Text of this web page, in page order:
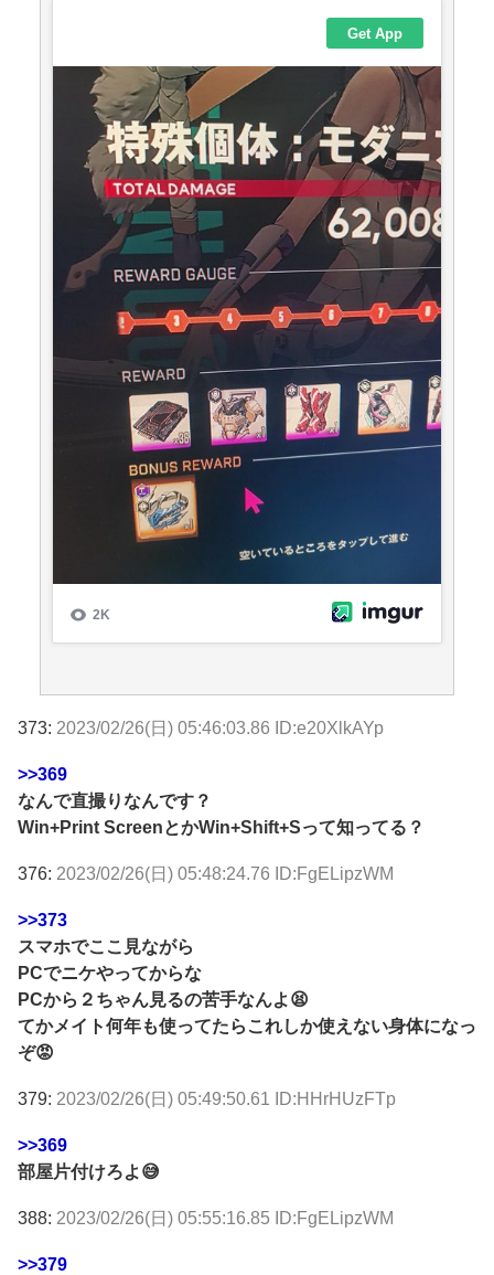
373: 2023/02/26(日) 05:46:03.86 ID:e20XlkAYp
>>369
なんで直撮りなんです？
Win+Print ScreenとかWin+Shift+Sって知ってる？
376: 2023/02/26(日) 05:48:24.76 ID:FgELipzWM
>>373
スマホでここ見ながら
PCでニケやってからな
PCから２ちゃん見るの苦手なんよ😫
てかメイト何年も使ってたらこれしか使えない身体になっ
ぞ😡
379: 2023/02/26(日) 05:49:50.61 ID:HHrHUzFTp
>>369
部屋片付けろよ😅
388: 2023/02/26(日) 05:55:16.85 ID:FgELipzWM
>>379